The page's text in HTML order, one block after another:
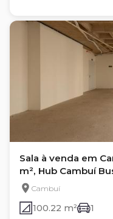
Sala à venda em
m², Hub Cambuí
Cambuí
100.22 m² 1